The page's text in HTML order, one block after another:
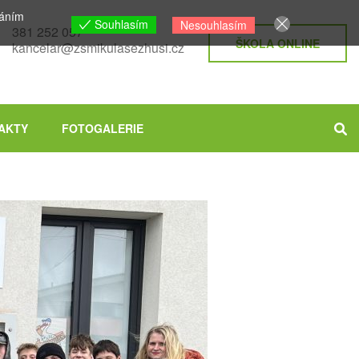
ŠKOLA ONLINE
381 252 057
kancelar@zsmikulasezhusi.cz
FOTOGALERIE
Souhlasím Nesouhlasím